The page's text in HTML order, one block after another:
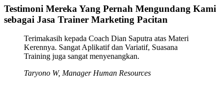
Testimoni Mereka Yang Pernah Mengundang Kami
sebagai Jasa Trainer Marketing Pacitan
Terimakasih kepada Coach Dian Saputra atas Materi
Kerennya. Sangat Aplikatif dan Variatif, Suasana
Training juga sangat menyenangkan.
Taryono W, Manager Human Resources